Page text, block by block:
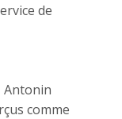
de
Antonin
comme